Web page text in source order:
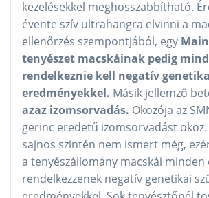
kezelésekkel meghosszabbítható.
évente szív ultrahangra elvinni a
ellenőrzés szempontjából, egy
tenyészet macskáinak pedig
rendelkeznie kell negatív
eredményekkel. Másik jellemző
azaz izomsorvadás. Okozója az
gerinc eredetű izomsorvadást
sajnos szintén nem ismert még,
a tenyészállomány macskái minden
rendelkezzenek negatív genetikai